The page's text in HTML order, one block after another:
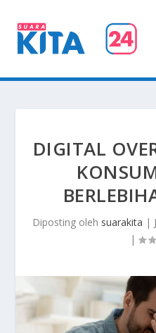
DIGITAL
Diposting oleh suarakita |
|